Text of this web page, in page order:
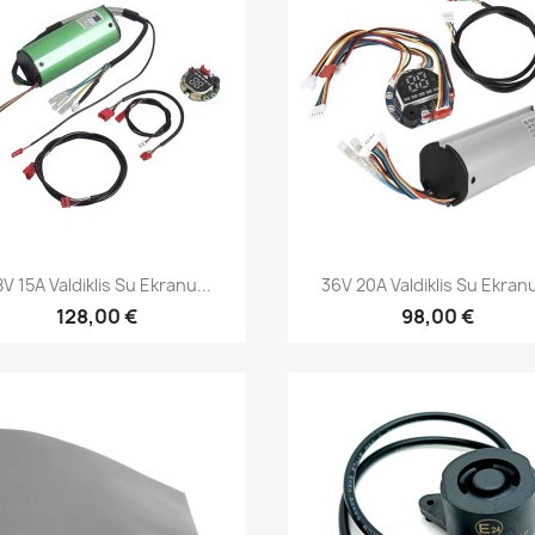
Greita peržiūra
15A Valdiklis Su Ekranu...
128,00 €
Greita peržiūra
36V 20A Valdiklis Su
98,00 €